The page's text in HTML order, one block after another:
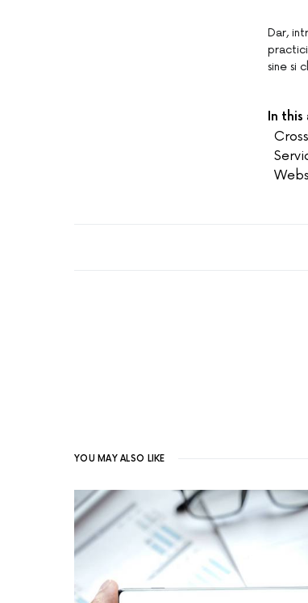
Dar,
sine si
In
YOU MAY ALSO LIKE